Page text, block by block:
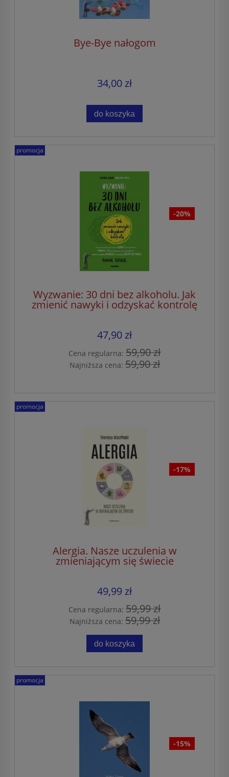
Bye-Bye nałogom
34,00 zł
do koszyka
-20%
Wyzwanie: 30 dni bez alkoholu. Jak
zmienić nawyki i odzyskać kontrolę
47,90 zł
Cena regularna: 59,90 zł
Najniższa cena:59,90 zł
promocja
-17%
Alergia. Nasze uczulenia w
zmieniającym się świecie
49,99 zł
Cena regularna: 59,99 zł
Najniższa cena:59,99 zł
do koszyka
promocja
-15%
promocja